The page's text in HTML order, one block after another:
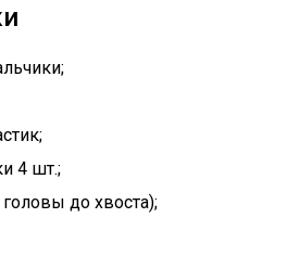
4 шт.;
до хвоста);